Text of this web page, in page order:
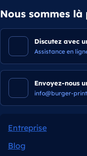
Nous sommes
Discutez avec
Assistance en
Envoyez-nous
info@burger-
Entreprise
Blog